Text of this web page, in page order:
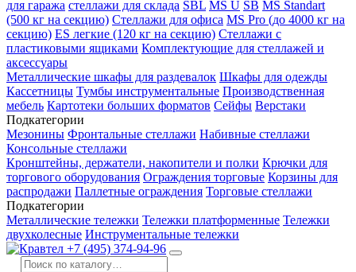
для гаража стеллажи для склада SBL MS U SB MS Standart
(500 кг на секцию) Стеллажи для офиса MS Pro (до 4000 кг на
секцию) ES легкие (120 кг на секцию) Стеллажи с
пластиковыми ящиками Комплектующие для стеллажей и
аксессуары
Металлические шкафы для раздевалок Шкафы для одежды
Кассетницы Тумбы инструментальные Производственная
мебель Картотеки больших форматов Сейфы Верстаки
Подкатегории
Мезонины Фронтальные стеллажи Набивные стеллажи
Консольные стеллажи
Кронштейны, держатели, накопители и полки Крючки для
торгового оборудования Ограждения торговые Корзины для
распродажи Паллетные ограждения Торговые стеллажи
Подкатегории
Металлические тележки Тележки платформенные Тележки
двухколесные Инструментальные тележки
+7 (495) 374-94-96